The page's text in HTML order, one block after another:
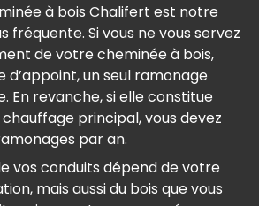
à bois Chalifert est notre
fréquente. Si vous ne vous servez
de votre cheminée à bois,
un seul ramonage
En revanche, si elle constitue
principal, vous devez
par an.
vos conduits dépend de votre
mais aussi du bois que vous